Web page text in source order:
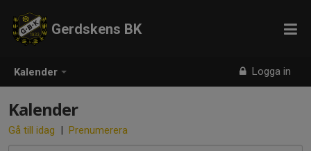
Kalender Logga in
Gerdskens BK
Kalender
Gå till idag | Prenumerera